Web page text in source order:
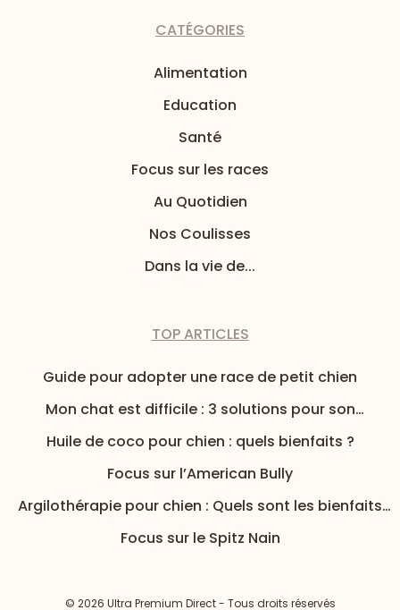
CATÉGORIES
Alimentation
Education
Santé
Focus sur les races
Au Quotidien
Nos Coulisses
Dans la vie de...
TOP ARTICLES
Guide pour adopter une race de petit chien
Mon chat est difficile : 3 solutions pour son
alimentation
Huile de coco pour chien : quels bienfaits ?
Focus sur l’American Bully
Argilothérapie pour chien : Quels sont les bienfaits
de l’argile pour mon chien ?
Focus sur le Spitz Nain
© 2026 Ultra Premium Direct - Tous droits réservés